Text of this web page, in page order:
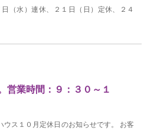
（水）連休、２１日（日）定休、２４
営業時間：９：３０～１
ウス１０月定休日のお知らせです。 お客